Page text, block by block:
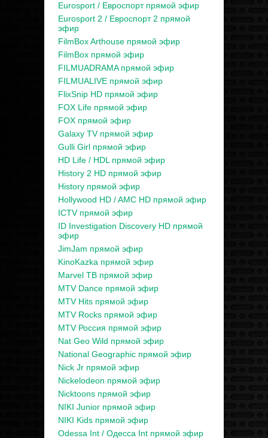
Eurosport / Евроспорт прямой эфир
Eurosport 2 / Евроспорт 2 прямой
эфир
FilmBox Arthouse прямой эфир
FilmBox прямой эфир
FILMUADRAMA прямой эфир
FILMUALIVE прямой эфир
FlixSnip HD прямой эфир
FOX Life прямой эфир
FOX прямой эфир
Galaxy TV прямой эфир
Gulli Girl прямой эфир
HD Life / HDL прямой эфир
History 2 HD прямой эфир
History прямой эфир
Hollywood HD / AMC HD прямой эфир
ICTV прямой эфир
ID Investigation Discovery HD прямой
эфир
JimJam прямой эфир
KinoKazka прямой эфир
Marvel ТВ прямой эфир
MTV Dance прямой эфир
MTV Hits прямой эфир
MTV Rocks прямой эфир
MTV Россия прямой эфир
Nat Geo Wild прямой эфир
National Geographic прямой эфир
Nick Jr прямой эфир
Nickelodeon прямой эфир
Nicktoons прямой эфир
NIKI Junior прямой эфир
NIKI Kids прямой эфир
Odessa Int / Одесса Int прямой эфир